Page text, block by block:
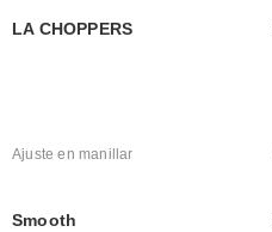
LA CHOPPERS
Ajuste en manillar
Smooth